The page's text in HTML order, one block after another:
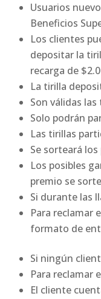
Usuarios
Beneficios
Los clientes
depositar la
recarga de
La tirilla
Son válidas
Solo podrán
Las tirillas
Se sorteará
Los posibles
premio se
Si durante las
Para reclamar
formato de
Si ningún
Para reclamar
El cliente